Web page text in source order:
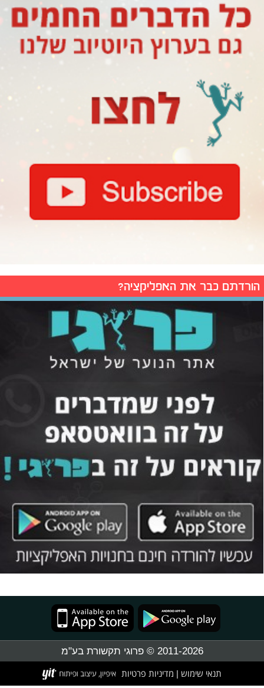
הורדתם כבר את האפליקציה?
2011-2026 © פרוגי תקשורת בע"מ
תנאי שימוש מדיניות פרטיות